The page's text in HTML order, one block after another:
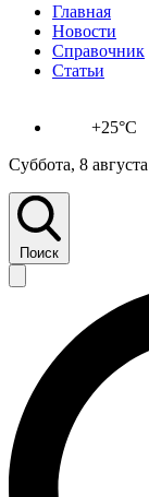
Главная
Новости
Справочник
Статьи
+25°C
Суббота, 8 августа
Поиск